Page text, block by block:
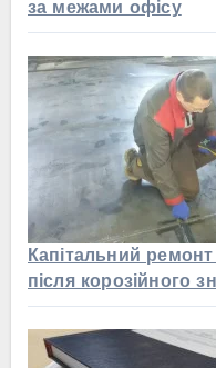
за межами офісу
Капітальний
після корозійного